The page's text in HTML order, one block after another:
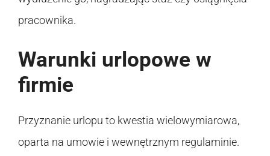
pracownika.
Warunki urlopowe w
firmie
Przyznanie urlopu to kwestia wielowymiarowa,
oparta na umowie i wewnętrznym regulaminie.